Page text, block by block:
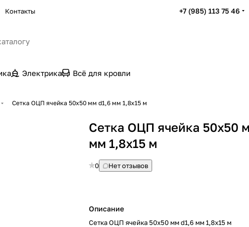
Контакты +7 (985) 113 75 46
Электрика Всё для кровли
Сетка ОЦП ячейка 50х50 мм d1,6 мм 1,8х15 м
Сетка ОЦП ячейка 50х50
мм 1,8х15 м
0 Нет отзывов
Описание
Сетка ОЦП ячейка 50х50 мм d1,6 мм 1,8х15 м